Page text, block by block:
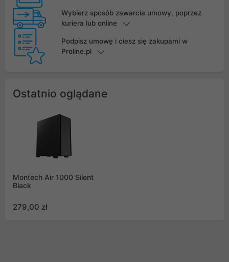
Wybierz sposób zawarcia umowy, poprzez
kuriera lub online
Podpisz umowę i ciesz się zakupami w
Proline.pl
Ostatnio oglądane
Montech Air 1000 Silent
Black
279,00 zł